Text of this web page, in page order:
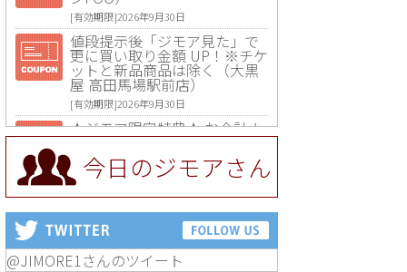
[有効期限]2026年9月30日
値段提示後「ジモア見た」で
更に買い取り金額 UP！※チケ
ットと新品商品は除く（大黒
屋 高田馬場駅前店）
[有効期限]2026年9月30日
★ジモア限定特典★ お会計よ
り全品5％OFF（ナチュラル＆
ハンドメイドショップ［マキ
マキ］）
[有効期限]2026年9月30日まで
【ジモア限定①】初回割引 特
価 VIO脱毛11,000円⇒8,800円
（メンズ専門ワックス脱毛サ
ロン Mickle（ミックル））
今日のジモアさん
@JIMORE1さんのツイート